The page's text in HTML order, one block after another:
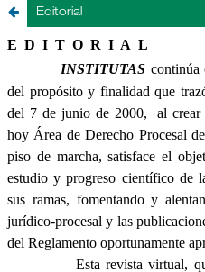
Editorial